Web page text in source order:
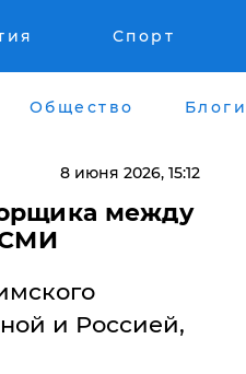
Спорт
Общество Блоги
8 июня 2026, 15:12
между
СМИ
и Россией,